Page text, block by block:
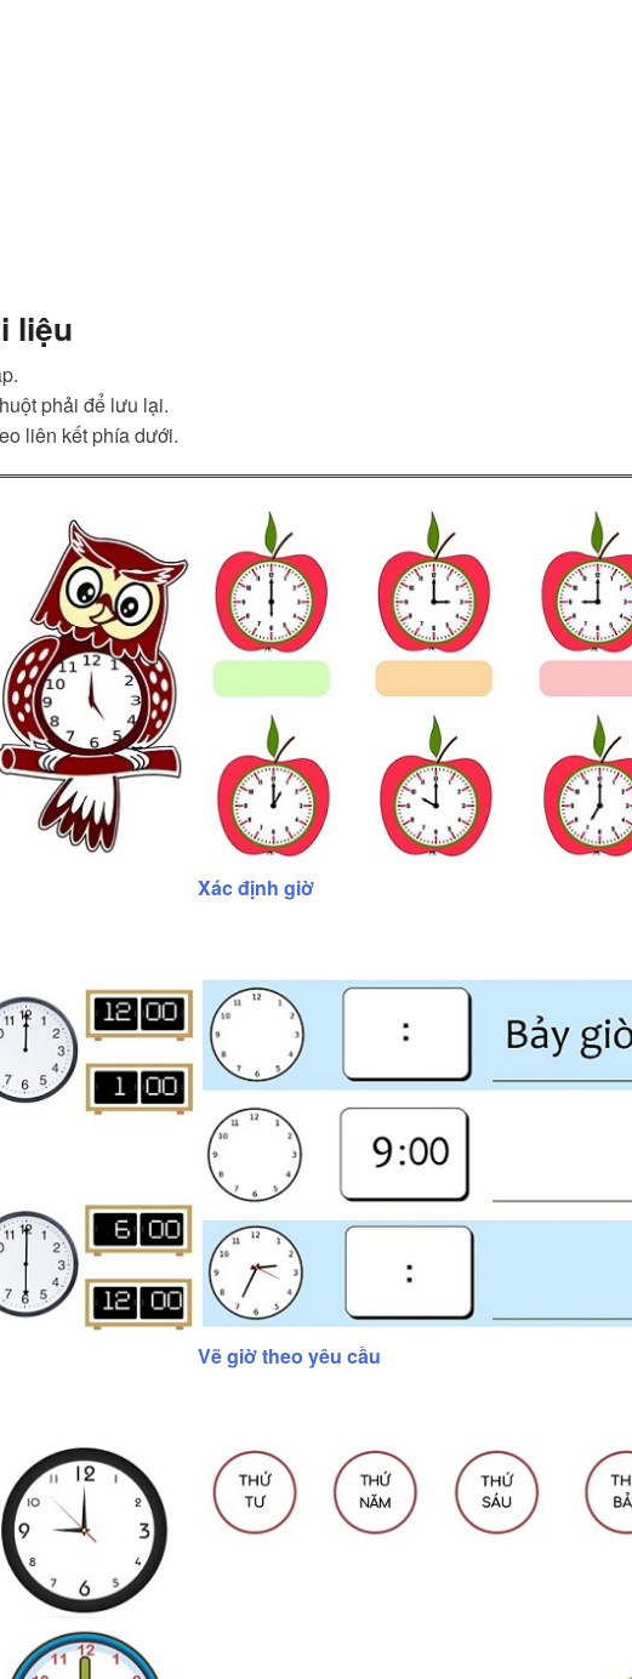
liệu
phải để lưu lại.
liên kết phía dưới.
Xác định giờ
Vẽ giờ theo yêu cầu